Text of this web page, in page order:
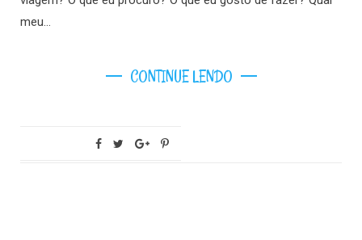
meu…
CONTINUE LENDO